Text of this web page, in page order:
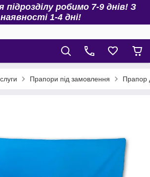
робимо 7-9 днів! З
наявності 1-4 дні!
Прапори під замовлення Прапор